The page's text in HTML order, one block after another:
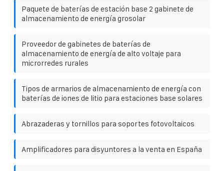
Paquete de baterías de estación base 2 gabinete de
almacenamiento de energía grosolar
Proveedor de gabinetes de baterías de
almacenamiento de energía de alto voltaje para
microrredes rurales
Tipos de armarios de almacenamiento de energía con
baterías de iones de litio para estaciones base solares
Abrazaderas y tornillos para soportes fotovoltaicos
Amplificadores para disyuntores a la venta en España